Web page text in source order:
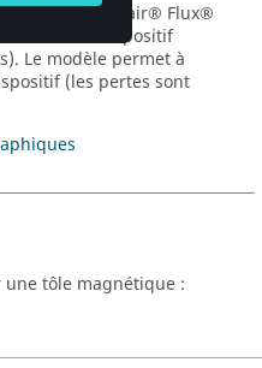
un projet Altair® Flux®
à un dispositif
Le modèle permet à
(les pertes sont
tôle magnétique :